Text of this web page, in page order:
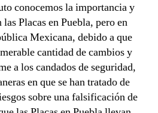
conocemos la importancia y
Placas en Puebla, pero en
Mexicana, debido a que
cantidad de cambios y
a los candados de seguridad,
en que se han tratado de
sobre una falsificación de